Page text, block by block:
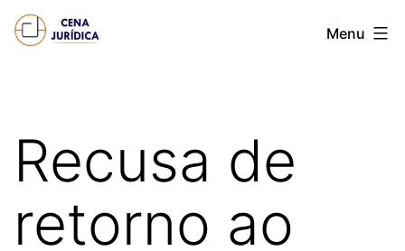
Pular
para
Cena
Menu
Recusa de
retorno ao